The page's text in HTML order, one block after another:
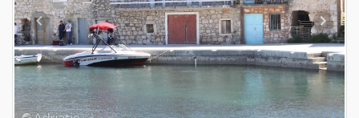
Previous Next